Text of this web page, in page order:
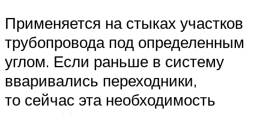
Применяется на стыках участков
трубопровода под определенным
углом. Если раньше в систему
вваривались переходники,
то сейчас эта необходимость